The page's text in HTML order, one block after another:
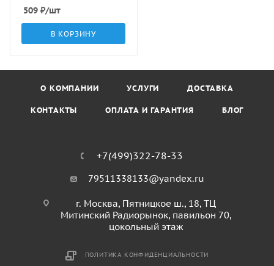
509 ₽/шт
В КОРЗИНУ
О КОМПАНИИ УСЛУГИ ДОСТАВКА
КОНТАКТЫ ОПЛАТА И ГАРАНТИЯ БЛОГ
+7(499)322-78-33
79511338133@yandex.ru
г. Москва, Пятницкое ш., 18, ТЦ
Митинский Радиорынок, павильон 70,
цокольный этаж
ПОЛИТИКА КОНФИДЕНЦИАЛЬНОСТИ